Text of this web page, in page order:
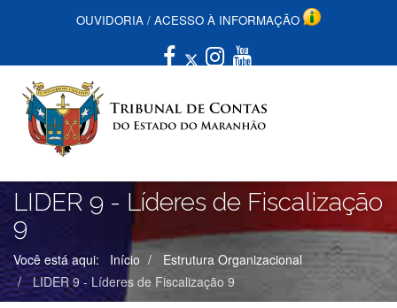
OUVIDORIA / ACESSO À INFORMAÇÃO
LIDER 9 - Líderes de Fiscalização
9
Você está aqui: Início
Estrutura Organizacional
LIDER 9 - Líderes de Fiscalização 9